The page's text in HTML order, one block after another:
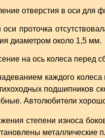
оси проточка
диаметром около 1,5 мм.
каждого
подшипников
Автолюбители
степени износа
металлические